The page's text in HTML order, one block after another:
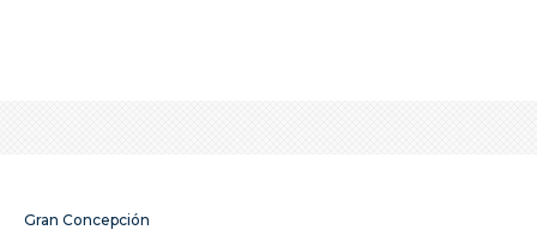
Gran Concepción